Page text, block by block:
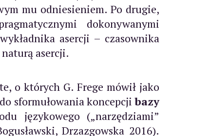
mu odniesieniem. Po drugie,
dokonywanymi
asercji – czasownika
asercji.
o których G. Frege mówił jako
sformułowania koncepcjibazy
językowego („narzędziami”
Drzazgowska 2016).